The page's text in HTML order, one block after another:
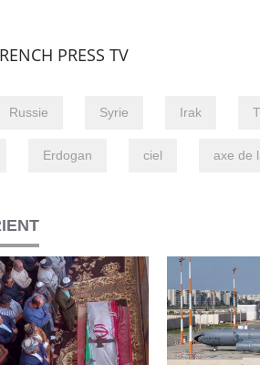
PRESS TV
Russie Syrie Irak
Erdogan ciel axe de